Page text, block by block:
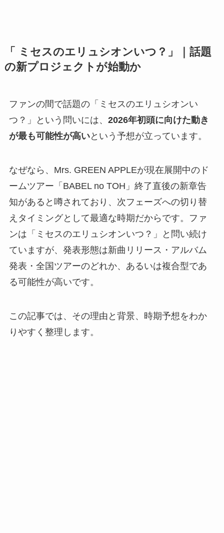
「 ミセスのエリュシオンいつ？」｜話題
の新プロジェクトが始動か
ファンの間で話題の「ミセスのエリュシオンい
つ？」という問いには、 2026年初頭に向けた動き
が最も可能性が高いという予想が立っています。
なぜなら、Mrs. GREEN APPLEが現在展開中のド
ームツアー「BABEL no TOH」終了直後の新章告
知があると噂されており、次フェーズへの切り替
えタイミングとして最適な時期だからです。ファ
ンは「ミセスのエリュシオンいつ？」と問い続け
ていますが、発表形態は新曲リリース・アルバム
発表・全国ツアーのどれか、あるいは複合型であ
る可能性が高いです。
この記事では、その理由と背景、時期予想をわか
りやすく整理します。